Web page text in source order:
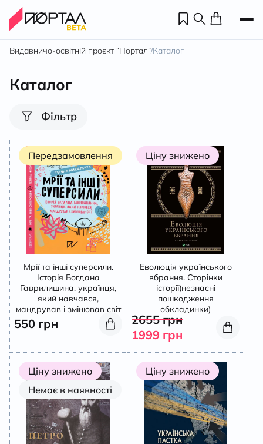
Видавничо-освітній проєкт “Портал”/Каталог
Каталог
Фільтр
Передзамовлення
Мрії та інші суперсили.
Історія Богдана
Гаврилишина, українця,
який навчався,
мандрував і змінював світ
550 грн
Ціну знижено
Еволюція українського
вбрання. Сторінки
історії(незнасні
пошкодження
обкладинки)
2655грн
1999 грн
Ціну знижено
Немає в наявності
Ціну знижено